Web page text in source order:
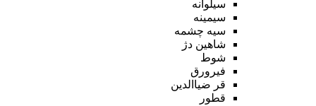
سیلوانه
سیمینه
سیه چشمه
شاهین دژ
شوط
فیرورق
قر ضیاالدین
قطور